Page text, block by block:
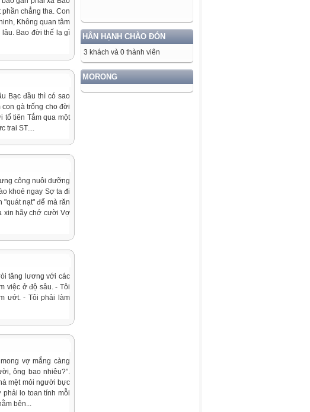
HÂN HẠNH CHÀO ĐÓN
3 khách và 0 thành viên
MORONG
chẳng tha. Con
Không quan tâm
Bao đời thế lạ gì
Bạc đầu thì có sao
gà trống cho đời
tổ tiên Tắm qua một
trai ST....
công nuôi dưỡng
khoẻ ngay Sợ ta đi
nạt" để mà răn
xin hãy chớ cười Vợ
tăng lương với các
việc ở độ sâu. - Tôi
ướt. - Tôi phải làm
vợ mắng càng
ông bao nhiêu?”.
mệt mỏi người bực
phải lo toan tính mỗi
bên...